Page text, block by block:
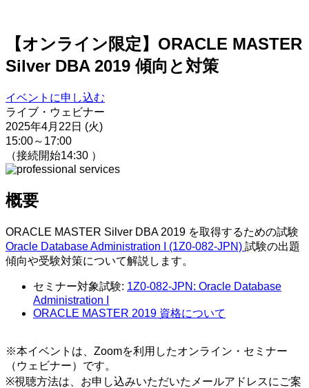
【オンライン限定】ORACLE MASTER
Silver DBA 2019 傾向と対策
イベントに申し込む
ライブ・ウェビナー
2025年4月22日 (火)
15:00～17:00
（接続開始14:30 ）
概要
ORACLE MASTER Silver DBA 2019 を取得するための試験
Oracle Database Administration I (1Z0-082-JPN) 試験の出題
傾向や受験対策について解説します。
セミナー対象試験: 1Z0-082-JPN: Oracle Database
Administration I
ORACLE MASTER 2019 資格について
※本イベントは、Zoomを利用したオンライン・セミナー
（ウェビナー）です。
※視聴方法は、お申し込みいただいたメールアドレスにご案